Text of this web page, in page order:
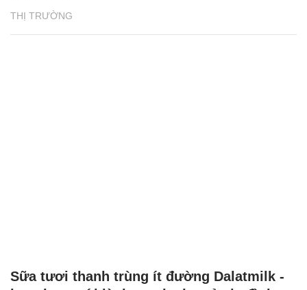
THỊ TRƯỜNG
Sữa tươi thanh trùng ít đường Dalatmilk -